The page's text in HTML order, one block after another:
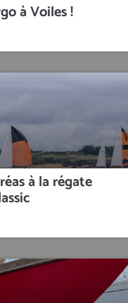
à Voiles !
à la régate